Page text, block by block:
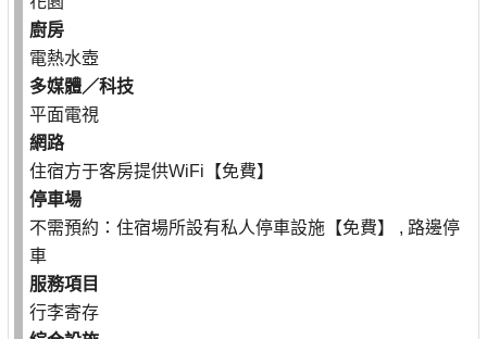
廚房
電熱水壺
多媒體／科技
平面電視
網路
住宿方于客房提供WiFi【免費】
停車場
不需預約：住宿場所設有私人停車設施【免費】 , 路邊停
車
服務項目
行李寄存